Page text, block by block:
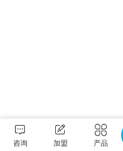
咨询 加盟 产品